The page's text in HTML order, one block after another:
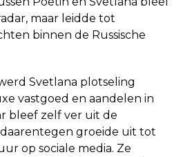
maar leidde tot
binnen de Russische
Svetlana plotseling
vastgoed en aandelen in
bleef zelf ver uit de
groeide uit tot
op sociale media. Ze